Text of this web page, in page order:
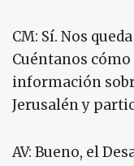
CM: Sí. Nos
Cuéntanos
información
Jerusalén y
AV: Bueno, el